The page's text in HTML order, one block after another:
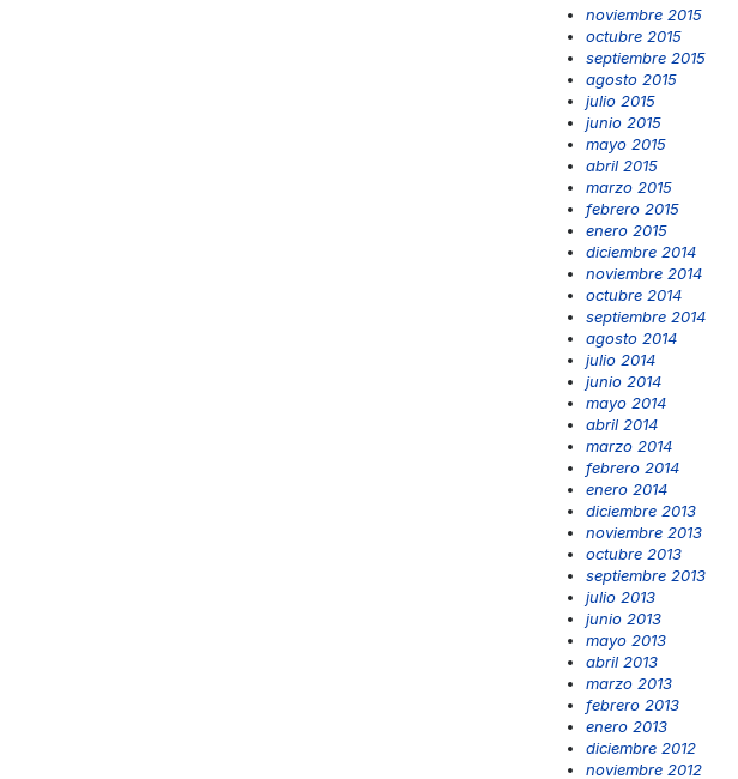
noviembre 2015
octubre 2015
septiembre 2015
agosto 2015
julio 2015
junio 2015
mayo 2015
abril 2015
marzo 2015
febrero 2015
enero 2015
diciembre 2014
noviembre 2014
octubre 2014
septiembre 2014
agosto 2014
julio 2014
junio 2014
mayo 2014
abril 2014
marzo 2014
febrero 2014
enero 2014
diciembre 2013
noviembre 2013
octubre 2013
septiembre 2013
julio 2013
junio 2013
mayo 2013
abril 2013
marzo 2013
febrero 2013
enero 2013
diciembre 2012
noviembre 2012